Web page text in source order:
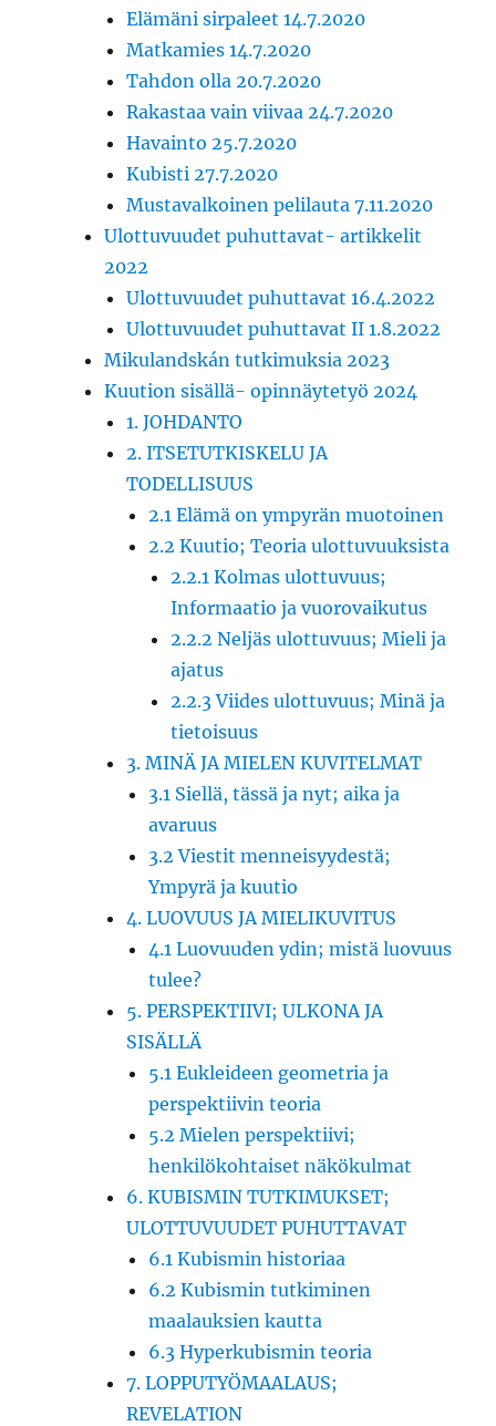
Elämäni sirpaleet 14.7.2020
Matkamies 14.7.2020
Tahdon olla 20.7.2020
Rakastaa vain viivaa 24.7.2020
Havainto 25.7.2020
Kubisti 27.7.2020
Mustavalkoinen pelilauta 7.11.2020
Ulottuvuudet puhuttavat- artikkelit
2022
Ulottuvuudet puhuttavat 16.4.2022
Ulottuvuudet puhuttavat II 1.8.2022
Mikulandskán tutkimuksia 2023
Kuution sisällä- opinnäytetyö 2024
1. JOHDANTO
2. ITSETUTKISKELU JA
TODELLISUUS
2.1 Elämä on ympyrän muotoinen
2.2 Kuutio; Teoria ulottuvuuksista
2.2.1 Kolmas ulottuvuus;
Informaatio ja vuorovaikutus
2.2.2 Neljäs ulottuvuus; Mieli ja
ajatus
2.2.3 Viides ulottuvuus; Minä ja
tietoisuus
3. MINÄ JA MIELEN KUVITELMAT
3.1 Siellä, tässä ja nyt; aika ja
avaruus
3.2 Viestit menneisyydestä;
Ympyrä ja kuutio
4. LUOVUUS JA MIELIKUVITUS
4.1 Luovuuden ydin; mistä luovuus
tulee?
5. PERSPEKTIIVI; ULKONA JA
SISÄLLÄ
5.1 Eukleideen geometria ja
perspektiivin teoria
5.2 Mielen perspektiivi;
henkilökohtaiset näkökulmat
6. KUBISMIN TUTKIMUKSET;
ULOTTUVUUDET PUHUTTAVAT
6.1 Kubismin historiaa
6.2 Kubismin tutkiminen
maalauksien kautta
6.3 Hyperkubismin teoria
7. LOPPUTYÖMAALAUS;
REVELATION